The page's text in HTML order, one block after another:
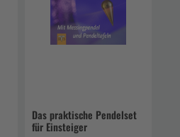
Das praktische Pendelset
für Einsteiger